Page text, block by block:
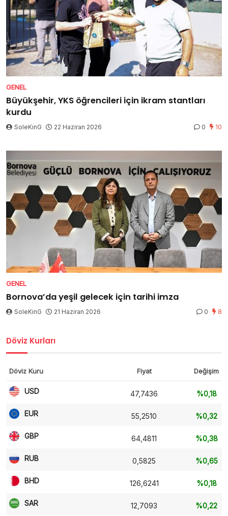
GENEL
Büyükşehir, YKS öğrencileri için ikram stantları
kurdu
SoleKinG 22 Haziran 2026 0 10
GENEL
Bornova’da yeşil gelecek için tarihi imza
SoleKinG 21 Haziran 2026 0 8
Döviz Kurları
Döviz Kuru Fiyat Değişim
USD 47,7436 %0,18
EUR 55,2510 %0,32
GBP 64,4811 %0,38
RUB 0,5825 %0,65
BHD 126,6241 %0,18
SAR 12,7093 %0,22